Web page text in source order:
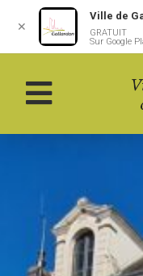
contenu
✕
Ville de
GRATUIT
Sur Google